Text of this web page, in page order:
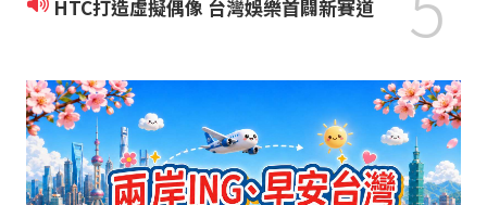
HTC打造虛擬偶像 台灣娛樂首闢新賽道